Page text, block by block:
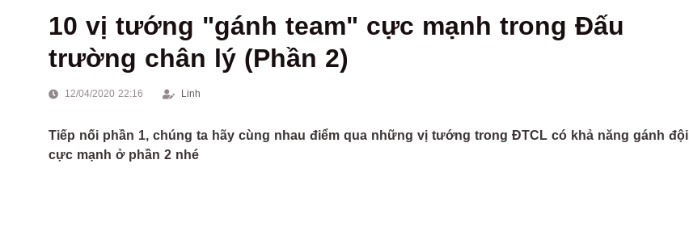
10 vị tướng "gánh team" cực mạnh trong Đấu
trường chân lý (Phần 2)
12/04/2020 22:16 Linh
Tiếp nối phần 1, chúng ta hãy cùng nhau điểm qua những vị tướng trong ĐTCL có khả năng gánh đội
cực mạnh ở phần 2 nhé